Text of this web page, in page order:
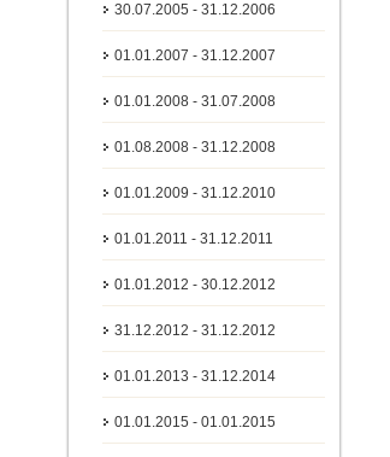
30.07.2005 - 31.12.2006
01.01.2007 - 31.12.2007
01.01.2008 - 31.07.2008
01.08.2008 - 31.12.2008
01.01.2009 - 31.12.2010
01.01.2011 - 31.12.2011
01.01.2012 - 30.12.2012
31.12.2012 - 31.12.2012
01.01.2013 - 31.12.2014
01.01.2015 - 01.01.2015